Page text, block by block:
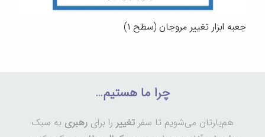
جعبه ابزار تغییر مروجان (سطح ۱)
چرا ما هستیم…
هم‌یارتان می‌شویم تا سفر تغییر را برای رهبری به سبک